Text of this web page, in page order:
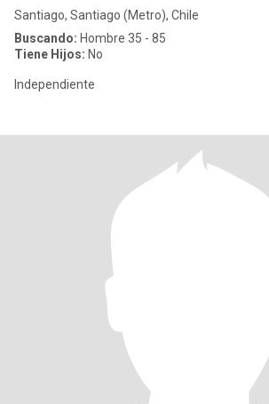
Santiago, Santiago (Metro), Chile
Buscando: Hombre 35 - 85
Tiene Hijos: No
Independiente